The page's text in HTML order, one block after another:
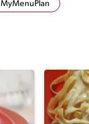
MyMenuPlan